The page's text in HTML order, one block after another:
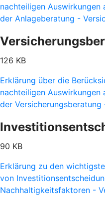
nachteiligen
der Anlageberatung -
126 KB
Erklärung über die
nachteiligen
der
90 KB
Erklärung zu den
von
Nachhaltigkeitsfaktoren -